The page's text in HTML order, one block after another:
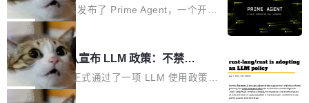
r Day）将在杭州启航。活动面向智能硬件产业
链企业和开发者，邀请行业专家与资深技术顾
问，围绕开源鸿蒙技术能力、设备适配、芯片适
配、功耗与稳定性调优、兼容性测评及统一互联
等内容展开系统讲解和实战交流，帮助企业进一
步了解开源鸿蒙在智能...
opilot coding agent 全部受影响。从检测到完全
恢复，大约 12 小时。 这是 2026 年 8 月的第六
起事故，其中四起与 AI/Copilot 服务相关。 Git
Hub 员工 kdaigle 在 HN 讨论中贴出了一组数
据：2025 年全年 10 亿次 commit。现在，每周
2.75 亿次，全年预计 140 亿次。GitHub...
进的编程 Agent，ARC-AGI 3 超越人类
专家基线
Prime Intellect 发布了 Prime Agent，一个开源
的编程 Agent Harness，核心设计围绕两个抽
象：Recursive Language Model（RLM）和 C
ontinual Harness。在 ARC-AGI 3 基准测试
上，Prime Agent + Opus 5 的组合达到了 95.
5% RHAE Best@1，超过了 ARC 报告的人类专
局
Rust 项目团队宣布 LLM 政策：不禁
止，但你要承认哪些代码不是你写的
Rust 语言项目正式通过了一项 LLM 使用政策，
覆盖 rust-lang/rust 单一仓库的代码贡献。这不
局